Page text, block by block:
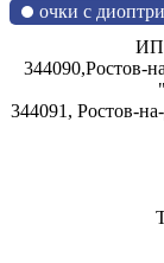
очки с
ИП
344090,Ростов-
344091, Ростов-